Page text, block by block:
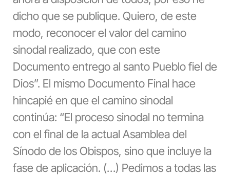
dicho que se publique. Quiero, de este
modo, reconocer el valor del camino
sinodal realizado, que con este
Documento entrego al santo Pueblo fiel de
Dios”. El mismo Documento Final hace
hincapié en que el camino sinodal
continúa: “El proceso sinodal no termina
con el final de la actual Asamblea del
Sínodo de los Obispos, sino que incluye la
fase de aplicación. (…) Pedimos a todas las